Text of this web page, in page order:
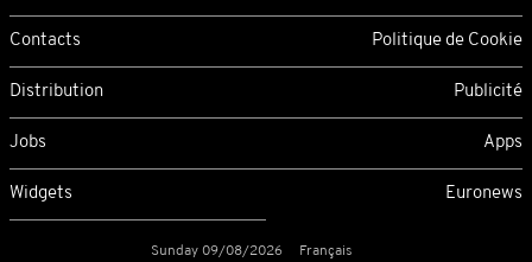
Contacts Politique de Cookie
Distribution Publicité
Jobs Apps
Widgets Euronews
Sunday 09/08/2026